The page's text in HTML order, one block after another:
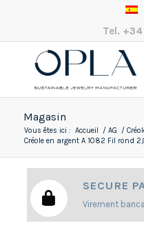
Tel. +34
Magasin
Vous êtes ici : Accueil / AG /
Créole en argent A 1082 Fil rond
SECURE
Virement